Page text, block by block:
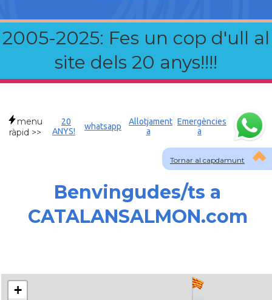
2005-2025: Fes un cop d'ull al
site dels 20 anys!!!!
Tornar al capdamunt
menu
ràpid >>
20
ANYS!
whatsapp
Allotjament
a
Emergències
a
Benvingudes/ts a
CATALANSALMON.com
+